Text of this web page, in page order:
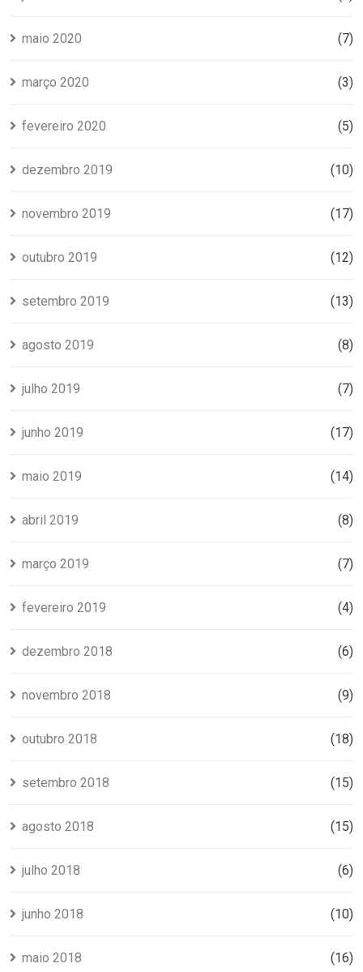
maio 2020 (7)
março 2020 (3)
fevereiro 2020 (5)
dezembro 2019 (10)
novembro 2019 (17)
outubro 2019 (12)
setembro 2019 (13)
agosto 2019 (8)
julho 2019 (7)
junho 2019 (17)
maio 2019 (14)
abril 2019 (8)
março 2019 (7)
fevereiro 2019 (4)
dezembro 2018 (6)
novembro 2018 (9)
outubro 2018 (18)
setembro 2018 (15)
agosto 2018 (15)
julho 2018 (6)
junho 2018 (10)
maio 2018 (16)